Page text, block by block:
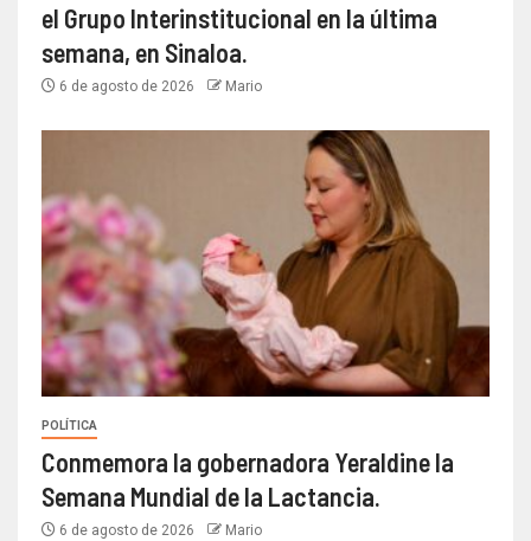
el Grupo Interinstitucional en la última
semana, en Sinaloa.
6 de agosto de 2026 Mario
POLÍTICA
Conmemora la gobernadora Yeraldine la
Semana Mundial de la Lactancia.
6 de agosto de 2026 Mario